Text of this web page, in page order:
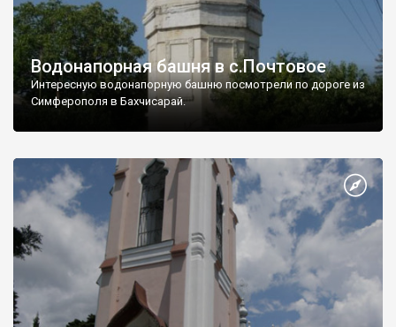
Водонапорная башня в с.Почтовое
Интересную водонапорную башню посмотрели по дороге из
Симферополя в Бахчисарай.